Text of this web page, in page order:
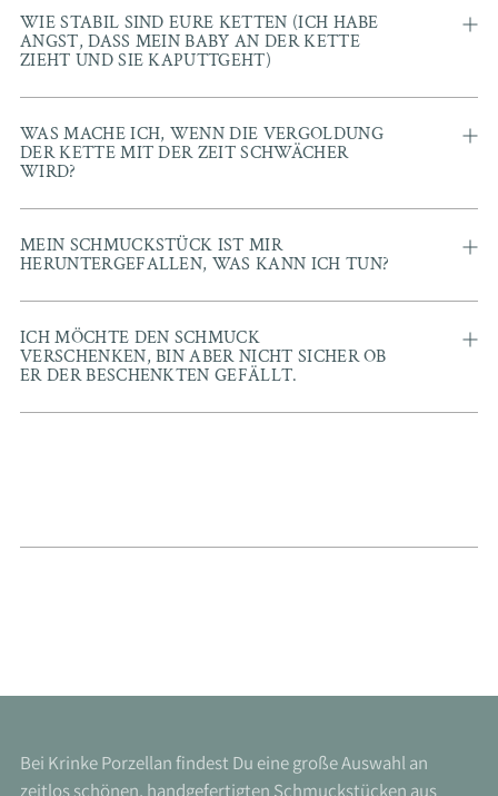
WIE STABIL SIND EURE KETTEN (ICH HABE
ANGST, DASS MEIN BABY AN DER KETTE
ZIEHT UND SIE KAPUTTGEHT)
WAS MACHE ICH, WENN DIE VERGOLDUNG
DER KETTE MIT DER ZEIT SCHWÄCHER
WIRD?
MEIN SCHMUCKSTÜCK IST MIR
HERUNTERGEFALLEN, WAS KANN ICH TUN?
ICH MÖCHTE DEN SCHMUCK
VERSCHENKEN, BIN ABER NICHT SICHER OB
ER DER BESCHENKTEN GEFÄLLT.
Bei Krinke Porzellan findest Du eine große Auswahl an
zeitlos schönen, handgefertigten Schmuckstücken aus